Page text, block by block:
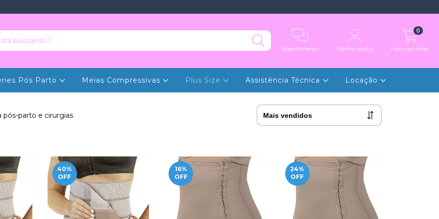
Atendimento Minha conta Meu carrinho
0
Pós Parto Meias Compressivas Plus Size Assistência Técnica Locação
pós-parto e cirurgias
40%
OFF
16%
OFF
24%
OFF